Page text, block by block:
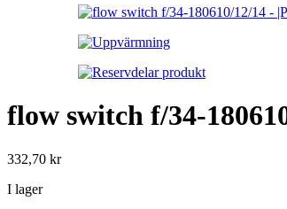
flow switch f/34-
332,70 kr
I lager